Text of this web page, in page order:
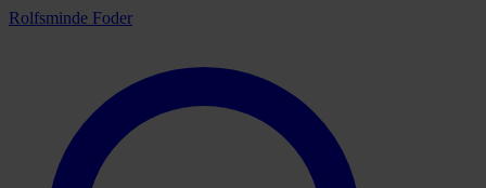
Rolfsminde Foder